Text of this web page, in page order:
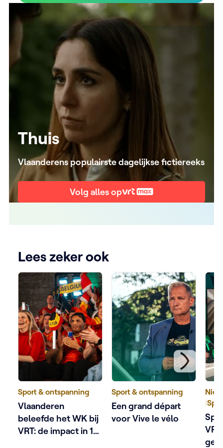
Thuis
Vlaanderens populairste dagelijkse fictiereeks
Volg alles op
Lees zeker ook
Sport & ontspanning
Vlaanderen
beleefde het WK bij
VRT: de impact in 10
Sport & ontspanning
Een grand départ
voor Vive le vélo
|